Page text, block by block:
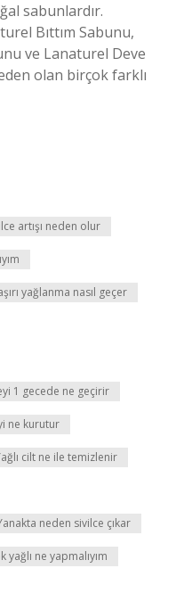
sabunlardır.
Bıttım Sabunu,
ve Lanaturel Deve
olan birçok farklı
artışı neden olur
yağlanma nasıl geçer
1 gecede ne geçirir
ne kurutur
cilt ne ile temizlenir
neden sivilce çıkar
yağlı ne yapmalıyım